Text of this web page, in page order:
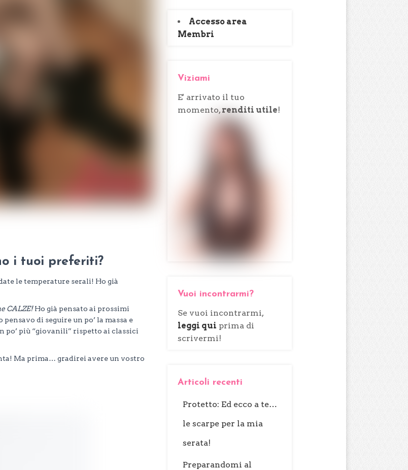
i tuoi preferiti?
le temperature serali! Ho già
CALZE!Ho già pensato ai prossimi
pensavo di seguire un po’ la massa e
po’ più “giovanili” rispetto ai classici
Ma prima… gradirei avere un vostro
Accesso area
Membri
Viziami
E' arrivato il tuo
momento,renditi utile!
Vuoi incontrarmi?
Se vuoi incontrarmi,
leggi qui prima di
scrivermi!
Articoli recenti
Protetto: Ed ecco a te…
le scarpe per la mia
serata!
Preparandomi al